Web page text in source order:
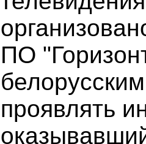
ПО
проявлять